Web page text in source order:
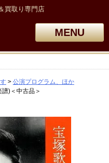
買取り専門店
MENU
公演プログラム、ほか
)＜中古品＞